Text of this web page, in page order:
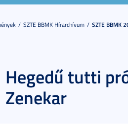
SZTE BBMK Hírarchívum SZTE BBMK
Hegedű tutti
Zenekar